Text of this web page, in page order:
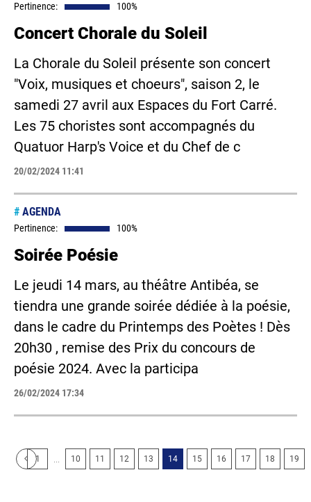
Pertinence: 100%
Concert Chorale du Soleil
La Chorale du Soleil présente son concert
"Voix, musiques et choeurs", saison 2, le
samedi 27 avril aux Espaces du Fort Carré.
Les 75 choristes sont accompagnés du
Quatuor Harp's Voice et du Chef de c
20/02/2024 11:41
# AGENDA
Pertinence: 100%
Soirée Poésie
Le jeudi 14 mars, au théâtre Antibéa, se
tiendra une grande soirée dédiée à la poésie,
dans le cadre du Printemps des Poètes ! Dès
20h30 , remise des Prix du concours de
poésie 2024. Avec la participa
26/02/2024 17:34
1 10 11 12 13 14 15 16 17 18 19